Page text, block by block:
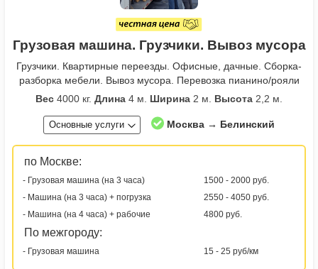
Грузовая машина. Грузчики. Вывоз мусора
Грузчики. Квартирные переезды. Офисные, дачные. Сборка-
разборка мебели. Вывоз мусора. Перевозка пианино/рояли
Вес 4000 кг. Длина 4 м. Ширина 2 м. Высота 2,2 м.
Основные услуги Москва → Белинский
по Москве:
- Грузовая машина (на 3 часа)
1500 - 2000 руб.
- Машина (на 3 часа) + погрузка
2550 - 4050 руб.
- Машина (на 4 часа) + рабочие
4800 руб.
По межгороду:
- Грузовая машина 15 - 25 руб/км